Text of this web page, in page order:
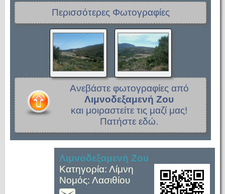
Περισσότερες Φωτογραφίες
Ανεβάστε φωτογραφίες από
Λιμνοδεξαμενή Ζου
και μοιραστείτε τις μαζί μας!
Πατήστε εδώ.
Λιμνοδεξαμενή Ζου
Κατηγορία: Λίμνη
Νομός: Λασιθίου